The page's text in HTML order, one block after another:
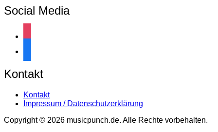
Social Media
Kontakt
Kontakt
Impressum / Datenschutzerklärung
Copyright © 2026 musicpunch.de. Alle Rechte vorbehalten.